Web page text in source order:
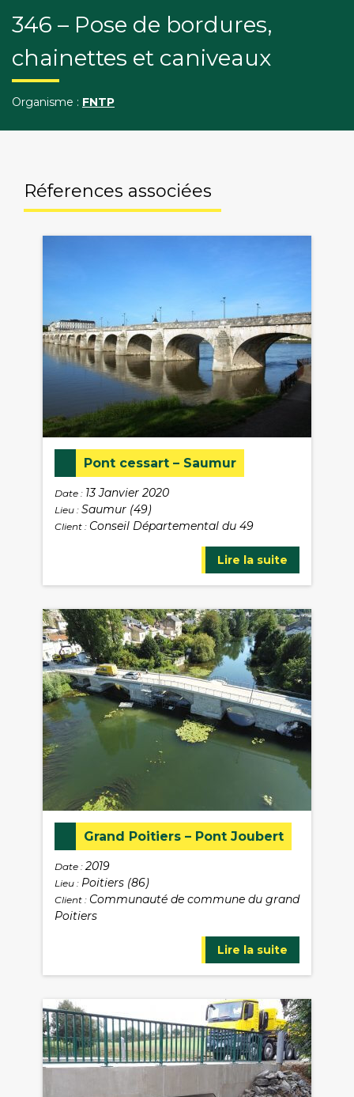
346 – Pose de bordures,
chainettes et caniveaux
Organisme : FNTP
Réferences associées
Pont cessart – Saumur
Date : 13 Janvier 2020
Lieu : Saumur (49)
Client : Conseil Départemental du 49
Lire la suite
Grand Poitiers – Pont Joubert
Date :2019
Lieu : Poitiers (86)
Client : Communauté de commune du grand
Poitiers
Lire la suite